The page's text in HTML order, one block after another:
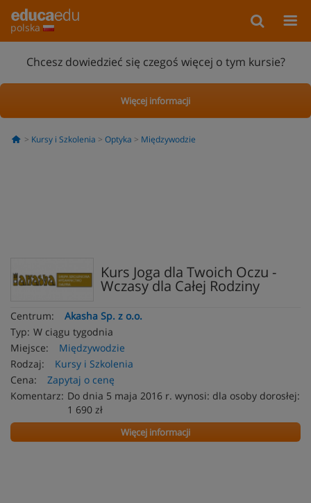
polska
Chcesz dowiedzieć się czegoś więcej o tym kursie?
Więcej informacji
Kursy i Szkolenia Optyka Międzywodzie
Kurs Joga dla Twoich Oczu -
Wczasy dla Całej Rodziny
Centrum:
Akasha Sp. z o.o.
Typ: W ciągu tygodnia
Miejsce:
Międzywodzie
Rodzaj:
Kursy i Szkolenia
Cena:
Zapytaj o cenę
Komentarz: Do dnia 5 maja 2016 r. wynosi: dla osoby dorosłej:
1 690 zł
Więcej informacji